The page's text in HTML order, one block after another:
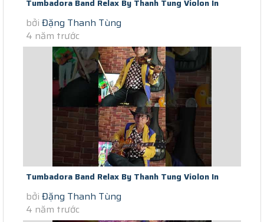
Tumbadora Band Relax By Thanh Tung Violon In
Saigon Social Distance...
bởi Đặng Thanh Tùng
4 năm trước
Tumbadora Band Relax By Thanh Tung Violon In
Saigon Social Distance Gimme...
bởi Đặng Thanh Tùng
4 năm trước